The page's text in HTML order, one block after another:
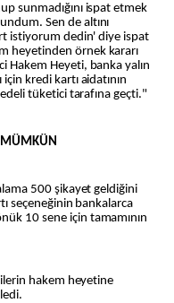
sunmadığını ispat etmek
Sen de altını
istiyorum dedin' diye ispat
heyetinden örnek kararı
Hakem Heyeti, banka yalın
kredi kartı aidatının
tüketici tarafına geçti."
MÜMKÜN
500 şikayet geldiğini
seçeneğinin bankalarca
10 sene için tamamının
hakem heyetine